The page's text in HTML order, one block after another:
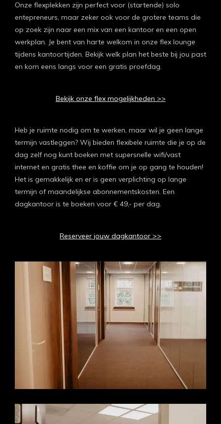
Onze flexplekken zijn perfect voor (startende) solo
entepreneurs, maar zeker ook voor de grotere teams die
op zoek zijn naar een mix van een kantoor en een open
werkplan. Je bent van harte welkom in onze flex lounge
tijdens kantoortijden. Bekijk welk plan het beste bij jou past
en kom eens langs voor een gratis proefdag.
Bekijk onze flex mogelijkheden >>
Heb je ruimte nodig om te werken, maar wil je geen lange
termijn vastleggen? Wij bieden flexibele ruimte die je op de
dag zelf nog kunt boeken met supersnelle wifi/vast
internet en gratis thee en koffie om je op gang te houden!
Het is gemakkelijk en er is geen verplichting op lange
termijn of maandelijkse abonnementskosten. Een
dagkantoor is te boeken voor € 49,- per dag.
Reserveer jouw dagkantoor >>